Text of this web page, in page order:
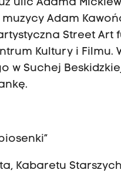
ulic Adama
Adam
Street Art
Kultury i Filmu.
w Suchej
Kabaretu